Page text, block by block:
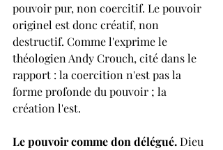
pouvoir pur, non coercitif. Le pouvoir
originel est donc créatif, non
destructif. Comme l'exprime le
théologien Andy Crouch, cité dans le
rapport : la coercition n'est pas la
forme profonde du pouvoir ; la
création l'est.
Le pouvoir comme don délégué. Dieu